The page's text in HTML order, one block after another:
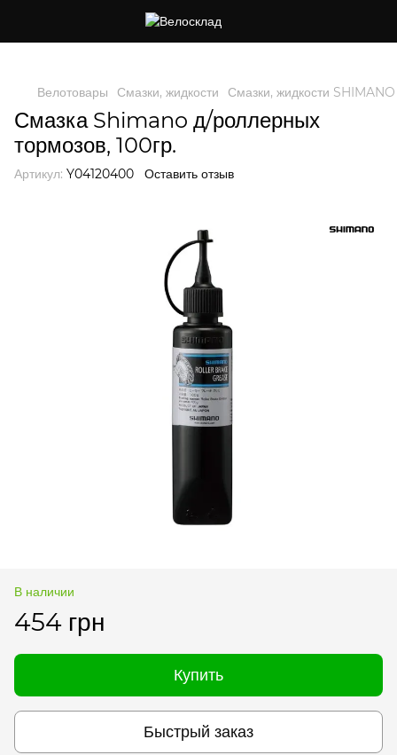
Велотовары Смазки, жидкости Смазки, жидкости SHIMANO
Смазка Shimano д/роллерных
тормозов, 100гр.
Артикул: Y04120400 Оставить отзыв
В наличии
454 грн
Купить
Быстрый заказ